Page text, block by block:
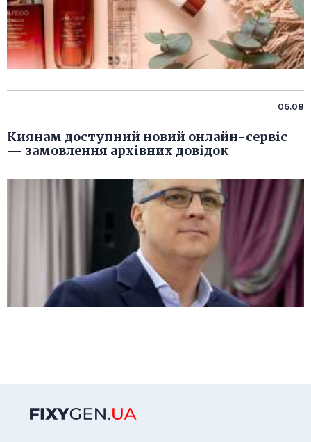
06.08
Киянам доступний новий онлайн-сервіс
— замовлення архівних довідок